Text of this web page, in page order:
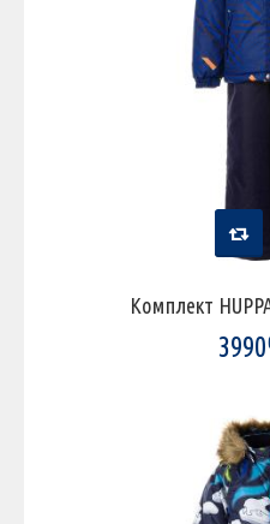
Комплект
3990